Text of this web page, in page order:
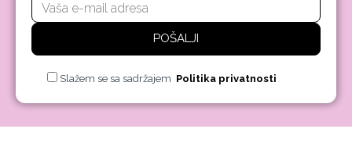
POŠALJI
Slažem se sa sadržajem Politika privatnosti